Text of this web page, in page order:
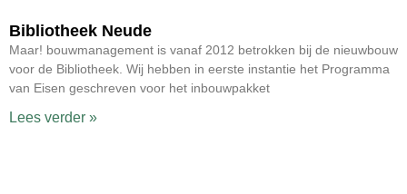
Bibliotheek Neude
Maar! bouwmanagement is vanaf 2012 betrokken bij de nieuwbouw
voor de Bibliotheek. Wij hebben in eerste instantie het Programma
van Eisen geschreven voor het inbouwpakket
Lees verder »